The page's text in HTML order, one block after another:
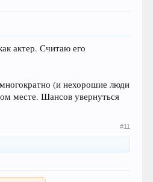
актер. Считаю его
(и нехорошие люди
месте. Шансов увернуться
#11